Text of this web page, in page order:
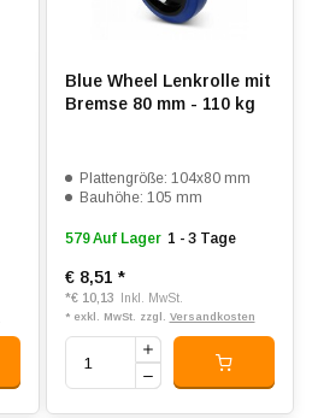
Blue Wheel Lenkrolle mit
Bremse 80 mm - 110 kg
Plattengröße: 104x80 mm
Bauhöhe: 105 mm
579 Auf Lager 1 - 3 Tage
€ 8,51 *
*€ 10,13 Inkl. MwSt.
* exkl. MwSt. zzgl. Versandkosten